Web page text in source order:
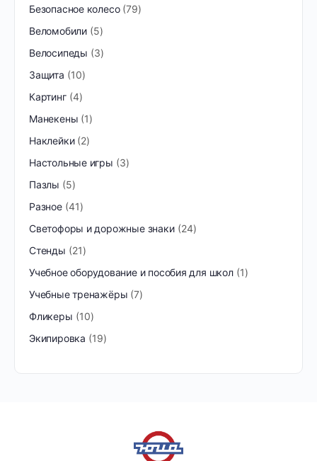
Безопасное колесо 79
Веломобили 5
Велосипеды
3
Защита
10
Картинг 4
Манекены 1
Наклейки 2
Настольные игры
3
Пазлы
5
Разное 41
Светофоры и дорожные знаки
24
Стенды
21
Учебное оборудование и пособия для школ 1
Учебные тренажёры 7
Фликеры
10
Экипировка
19